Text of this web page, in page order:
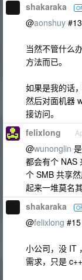
shakaraka
@aonshuy #13
当然不管什么
方法而已。
如果是我的话
然后对面机器
接访问。
felixlong
@wunonglin
都会有个 NAS
个 SMB 共享
起来一堆莫名
shakaraka
@felixlong #15
小公司，没 IT
需求，只是